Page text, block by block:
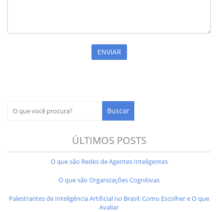
ÚLTIMOS POSTS
O que são Redes de Agentes Inteligentes
O que são Organizações Cognitivas
Palestrantes de Inteligência Artificial no Brasil: Como Escolher e O que
Avaliar